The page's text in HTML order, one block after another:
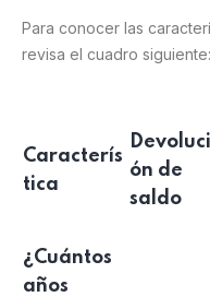
Para conocer las
revisa el cuadro siguiente:
Caracterís
tica
Devoluci
ón de
saldo
¿Cuántos
años